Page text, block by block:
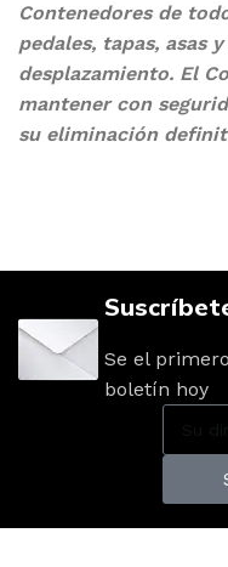
Contenedores de
pedales, tapas, asas
desplazamiento. El
mantener con
su eliminación
Se el
boletín hoy